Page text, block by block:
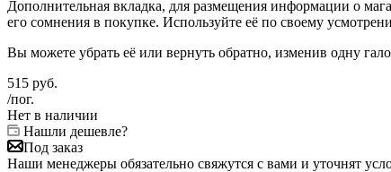
Дополнительная вкладка, для размещения информации о
его сомнения в покупке. Используйте её по своему
Вы можете убрать её или вернуть обратно, изменив одну
515 руб.
/пог.
Нет в наличии
Нашли дешевле?
Под заказ
Наши менеджеры обязательно свяжутся с вами и уточнят